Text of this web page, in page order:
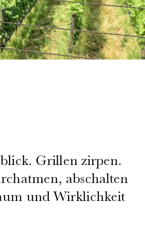
Grillen zirpen.
abschalten
und Wirklichkeit